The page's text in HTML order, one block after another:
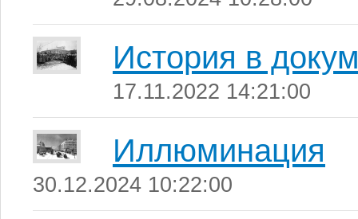
История в
17.11.2022 14:21:00
Иллюминация
30.12.2024 10:22:00